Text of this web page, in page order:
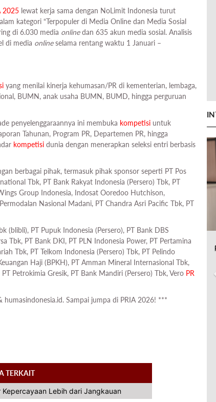
2025 lewat kerja sama dengan NoLimit Indonesia turut
kategori “Terpopuler di Media Online dan Media Sosial
di 6.030 media onlinedan 635 akun media sosial. Analisis
di media onlineselama rentang waktu 1 Januari –
yang menilai kinerja kehumasan/PR di kementerian, lembaga,
BUMN, anak usaha BUMN, BUMD, hingga perguruan
penyelenggaraannya ini membuka kompetisi untuk
Tahunan, Program PR, Departemen PR, hingga
kompetisi dunia dengan menerapkan seleksi entri berbasis
berbagai pihak, termasuk pihak sponsor seperti PT Pos
Tbk, PT Bank Rakyat Indonesia (Persero) Tbk, PT
Group Indonesia, Indosat Ooredoo Hutchison,
Nasional Madani, PT Chandra Asri Pacific Tbk, PT
(blibli), PT Pupuk Indonesia (Persero), PT Bank DBS
Tbk, PT Bank DKI, PT PLN Indonesia Power, PT Pertamina
Tbk, PT Telkom Indonesia (Persero) Tbk, PT Pelindo
Haji (BPKH), PT Amman Mineral Internasional Tbk,
Petrokimia Gresik, PT Bank Mandiri (Persero) Tbk, Vero PR
Sampai jumpa di PRIA 2026! ***
TERKAIT
Lebih dari Jangkauan